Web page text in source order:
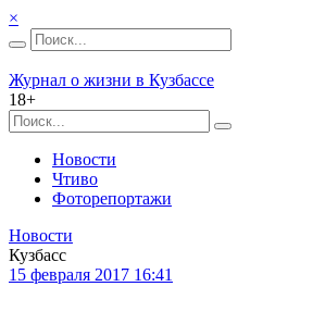
×
Журнал о жизни в Кузбассе
18+
Новости
Чтиво
Фоторепортажи
Новости
Кузбасс
15 февраля 2017 16:41